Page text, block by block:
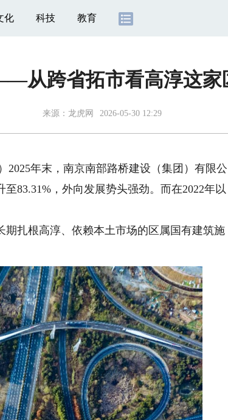
化 科技 教育
从跨省拓市看高淳这家
来源： 龙虎网 2026-05-30 12:29
年末，南京南部路桥建设（集团）有限公
83.31%，外向发展势头强劲。而在2022年以
扎根高淳、依赖本土市场的区属国有建筑施